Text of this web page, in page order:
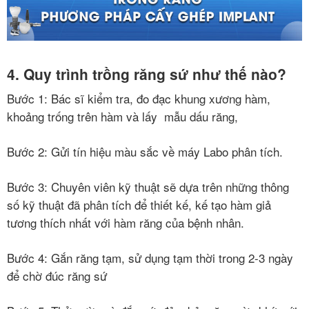
4. Quy trình trồng răng sứ như thế nào?
Bước 1: Bác sĩ kiểm tra, đo đạc khung xương hàm,
khoảng trống trên hàm và lấy mẫu dấu răng,
Bước 2: Gửi tín hiệu màu sắc về máy Labo phân tích.
Bước 3: Chuyên viên kỹ thuật sẽ dựa trên những thông
số kỹ thuật đã phân tích để thiết kế, kế tạo hàm giả
tương thích nhất với hàm răng của bệnh nhân.
Bước 4: Gắn răng tạm, sử dụng tạm thời trong 2-3 ngày
để chờ đúc răng sứ